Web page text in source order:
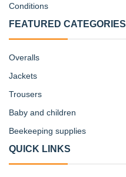
Conditions
FEATURED CATEGORIES
Overalls
Jackets
Trousers
Baby and children
Beekeeping supplies
QUICK LINKS